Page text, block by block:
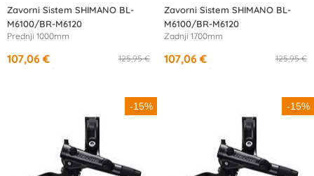
Zavorni Sistem SHIMANO BL-
M6100/BR-M6120
Prednji 1000mm
125,95 €
107,06 €
/mesec
Zavorni Sistem SHIMANO BL-
M6100/BR-M6120
Zadnji 1700mm
125,95 €
107,06 €
/mesec
-15% -15%